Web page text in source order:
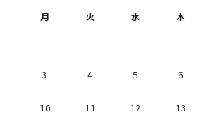
月
火 水 木
3 4 5 6
10 11 12 13